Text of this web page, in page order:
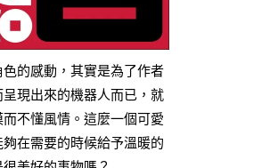
的感動，其實是為了作者
現出來的機器人而已，就
不懂風情。這麼一個可愛
在需要的時候給予溫暖的